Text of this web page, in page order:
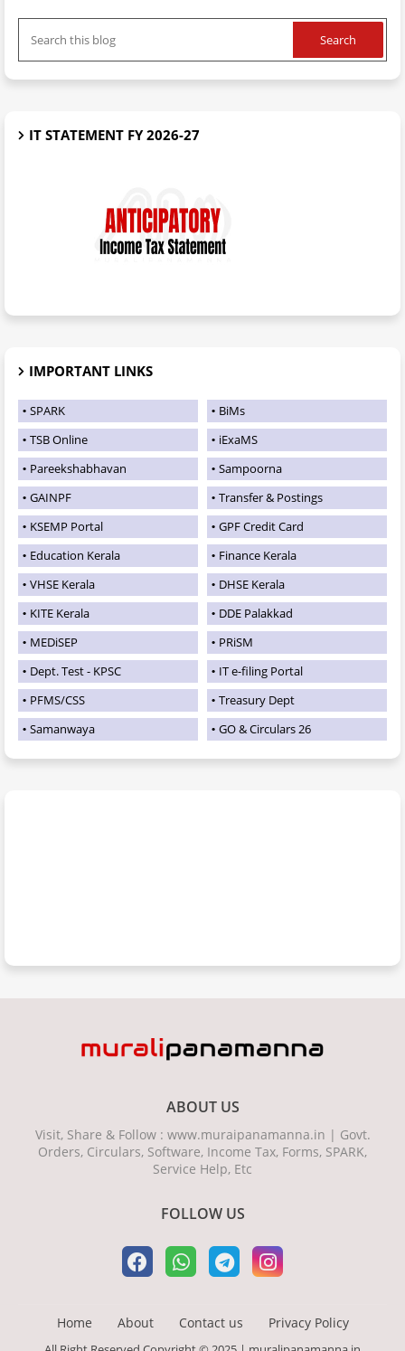
IT STATEMENT FY 2026-27
IMPORTANT LINKS
SPARK
BiMs
TSB Online
iExaMS
Pareekshabhavan
Sampoorna
GAINPF
Transfer & Postings
KSEMP Portal
GPF Credit Card
Education Kerala
Finance Kerala
VHSE Kerala
DHSE Kerala
KITE Kerala
DDE Palakkad
MEDiSEP
PRiSM
Dept. Test - KPSC
IT e-filing Portal
PFMS/CSS
Treasury Dept
Samanwaya
GO & Circulars 26
ABOUT US
Visit, Share & Follow : www.muraipanamanna.in | Govt.
Orders, Circulars, Software, Income Tax, Forms, SPARK,
Service Help, Etc
FOLLOW US
Home About Contact us Privacy Policy